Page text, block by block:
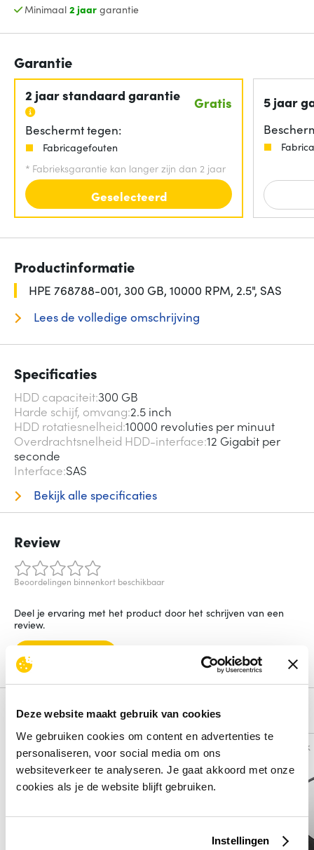
Deze website maakt gebruik van cookies
We gebruiken cookies om content en advertenties te
personaliseren, voor social media om ons
websiteverkeer te analyseren. Je gaat akkoord met onze
cookies als je de website blijft gebruiken.
Instellingen
Minimaal 2 jaargarantie
Garantie
2 jaar standaard garantie Gratis
Beschermt tegen:
Fabricagefouten
* Fabrieksgarantie kan langer zijn dan 2 jaar
Geselecteerd
5 jaar
Productinformatie
HPE 768788-001, 300 GB, 10000 RPM, 2.5", SAS
Lees de volledige omschrijving
Specificaties
HDD capaciteit300 GB
Harde schijf, omvang 2.5 inch
HDD rotatiesnelheid 10000 revoluties per minuut
Overdrachtsnelheid HDD-interface 12 Gigabit per
seconde
Interface SAS
Bekijk alle specificaties
Review
Beoordelingen binnenkort beschikbaar
Deel je ervaring met het product door het schrijven van een
review.
Schrijf een review
Alternatieven
Vergelijk Vergelijk